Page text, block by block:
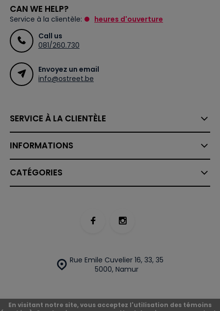
CAN WE HELP?
Service à la clientèle:
heures d'ouverture
Call us
081/260.730
Envoyez un email
info@ostreet.be
SERVICE À LA CLIENTÈLE
INFORMATIONS
CATÉGORIES
Rue Emile Cuvelier 16, 33, 35
5000, Namur
En visitant notre site, vous acceptez l'utilisation des témoins